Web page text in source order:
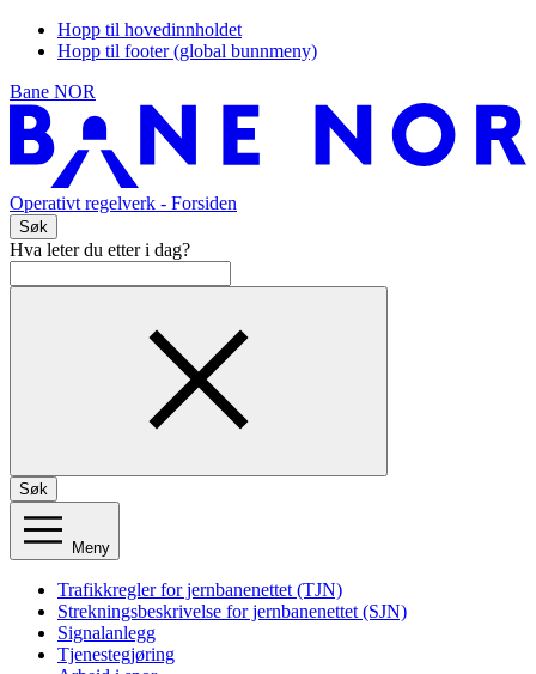
Hopp til hovedinnholdet
Hopp til footer (global bunnmeny)
Bane NOR
Operativt regelverk - Forsiden
Søk
Hva leter du etter i dag?
Søk
Meny
Trafikkregler for jernbanenettet (TJN)
Strekningsbeskrivelse for jernbanenettet (SJN)
Signalanlegg
Tjenestegjøring